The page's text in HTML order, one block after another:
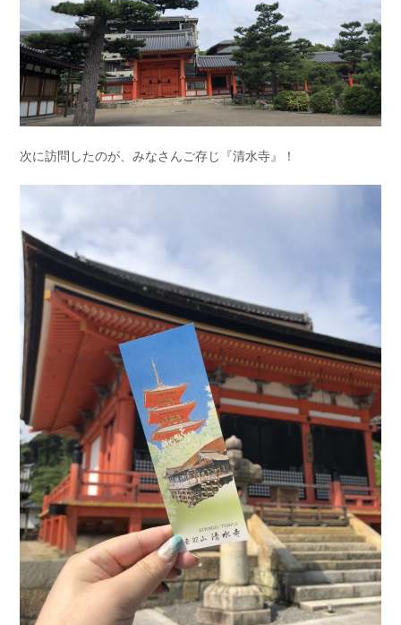
次に訪問したのが、みなさんご存じ『清水寺』！